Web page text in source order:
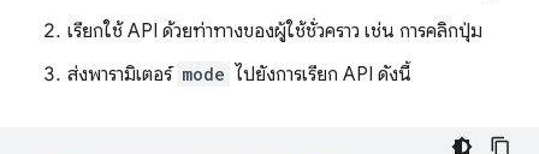
เรียกใช้ API ด้วยท่าทางของผู้ใช้ชั่วคราว เช่น การคลิกปุ่ม
ส่งพารามิเตอร์ mode ไปยังการเรียก API ดังนี้